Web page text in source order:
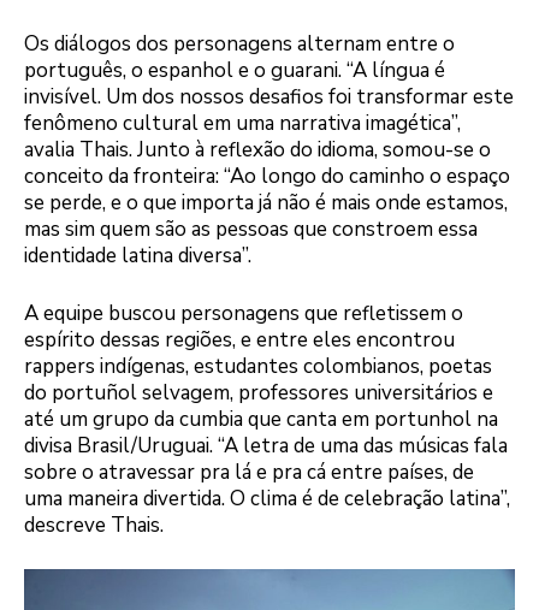
Os diálogos dos personagens alternam entre o
português, o espanhol e o guarani. “A língua é
invisível. Um dos nossos desafios foi transformar este
fenômeno cultural em uma narrativa imagética”,
avalia Thais. Junto à reflexão do idioma, somou-se o
conceito da fronteira: “Ao longo do caminho o espaço
se perde, e o que importa já não é mais onde estamos,
mas sim quem são as pessoas que constroem essa
identidade latina diversa”.
A equipe buscou personagens que refletissem o
espírito dessas regiões, e entre eles encontrou
rappers indígenas, estudantes colombianos, poetas
do portuñol selvagem, professores universitários e
até um grupo da cumbia que canta em portunhol na
divisa Brasil/Uruguai. “A letra de uma das músicas fala
sobre o atravessar pra lá e pra cá entre países, de
uma maneira divertida. O clima é de celebração latina”,
descreve Thais.